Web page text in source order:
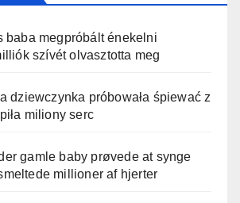
baba megpróbált énekelni
szívét olvasztotta meg
dziewczynka próbowała śpiewać z
miliony serc
gamle baby prøvede at synge
millioner af hjerter